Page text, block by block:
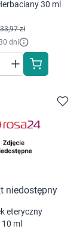
30 ml
33,97 zł
dni
niedostępny
eteryczny
ml